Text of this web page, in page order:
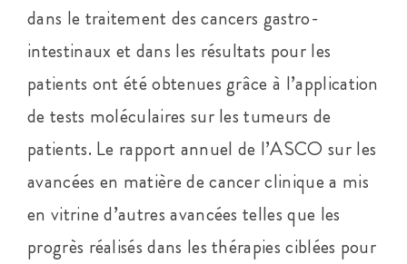
dans le traitement des cancers gastro-
intestinaux et dans les résultats pour les
patients ont été obtenues grâce à l’application
de tests moléculaires sur les tumeurs de
patients. Le rapport annuel de l’ASCO sur les
avancées en matière de cancer clinique a mis
en vitrine d’autres avancées telles que les
progrès réalisés dans les thérapies ciblées pour